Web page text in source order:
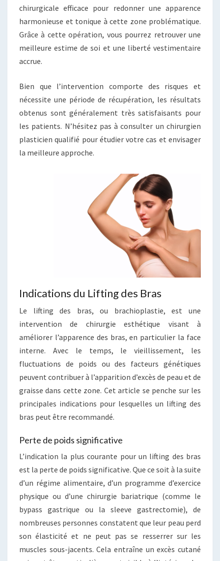
chirurgicale efficace pour redonner une apparence
harmonieuse et tonique à cette zone problématique.
Grâce à cette opération, vous pourrez retrouver une
meilleure estime de soi et une liberté vestimentaire
accrue.
Bien que l’intervention comporte des risques et
nécessite une période de récupération, les résultats
obtenus sont généralement très satisfaisants pour
les patients. N’hésitez pas à consulter un chirurgien
plasticien qualifié pour étudier votre cas et envisager
la meilleure approche.
Indications du Lifting des Bras
Le lifting des bras, ou brachioplastie, est une
intervention de chirurgie esthétique visant à
améliorer l’apparence des bras, en particulier la face
interne. Avec le temps, le vieillissement, les
fluctuations de poids ou des facteurs génétiques
peuvent contribuer à l’apparition d’excès de peau et de
graisse dans cette zone. Cet article se penche sur les
principales indications pour lesquelles un lifting des
bras peut être recommandé.
Perte de poids significative
L’indication la plus courante pour un lifting des bras
est la perte de poids significative. Que ce soit à la suite
d’un régime alimentaire, d’un programme d’exercice
physique ou d’une chirurgie bariatrique (comme le
bypass gastrique ou la sleeve gastrectomie), de
nombreuses personnes constatent que leur peau perd
son élasticité et ne peut pas se resserrer sur les
muscles sous-jacents. Cela entraîne un excès cutané